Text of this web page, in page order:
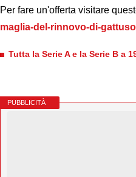
Per fare un'offerta visitare
maglia-del-rinnovo-di-
Tutta la Serie A e la Serie B a
PUBBLICITÀ